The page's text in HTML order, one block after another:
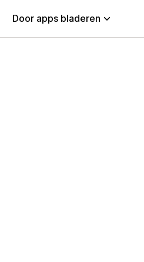
Door apps bladeren